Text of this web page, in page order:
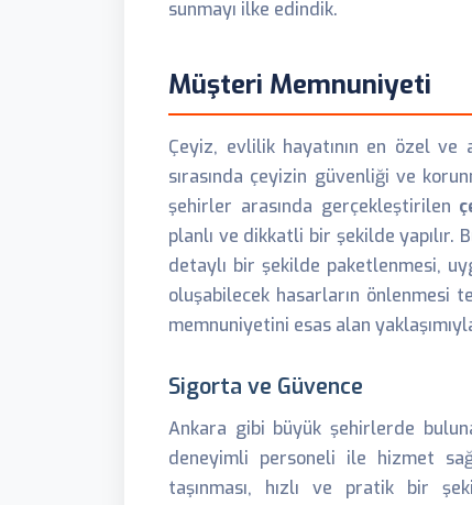
sunmayı ilke edindik.
Müşteri Memnuniyeti
Çeyiz, evlilik hayatının en özel ve
sırasında çeyizin güvenliği ve
şehirler arasında gerçekleştirilen
planlı ve dikkatli bir şekilde yapılır.
detaylı bir şekilde paketlenmesi,
oluşabilecek hasarların önlenmesi
memnuniyetini esas alan
Sigorta ve Güvence
Ankara gibi büyük şehirlerde
deneyimli personeli ile hizmet
taşınması, hızlı ve pratik bir